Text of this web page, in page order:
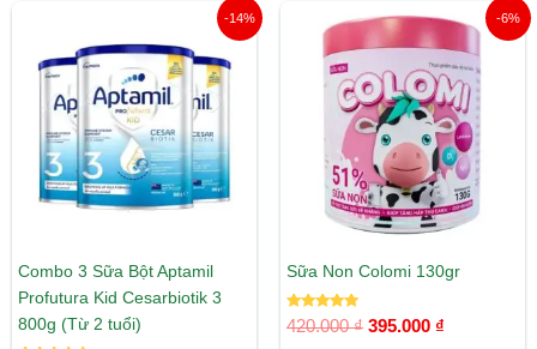
-14%
Combo 3 Sữa Bột Aptamil
Profutura Kid Cesarbiotik 3
800g (Từ 2 tuổi)
là:
2.115.000 ₫.
Giá
hiện
tại
là:
1.825.000 ₫.
-6%
Sữa Non Colomi 130gr
Được xếp
hạng
420.000₫
Giá
gốc
là:
420.000 ₫.
395.000 ₫
hiện
tại
là:
395.000 ₫.